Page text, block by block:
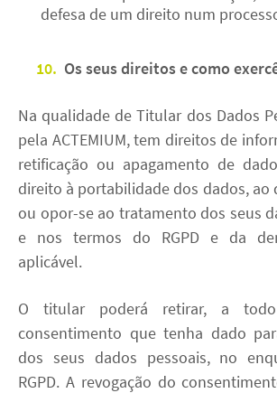
defesa de um direito num
10. Os seus direitos e como
Na qualidade de Titular dos Dados
pela ACTEMIUM, tem direitos de
retificação ou apagamento de
direito à portabilidade dos dados,
ou opor-se ao tratamento dos seus
e nos termos do RGPD e da
aplicável.
O titular poderá retirar, a
consentimento que tenha dado
dos seus dados pessoais, no
RGPD. A revogação do